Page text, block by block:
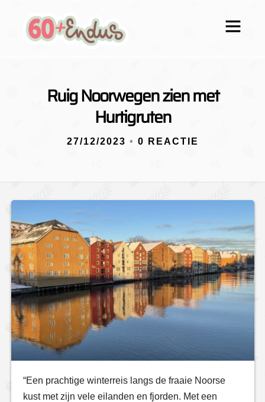
Ruig Noorwegen zien met
Hurtigruten
27/12/2023 • 0 REACTIE
“Een prachtige winterreis langs de fraaie Noorse
kust met zijn vele eilanden en fjorden. Met een